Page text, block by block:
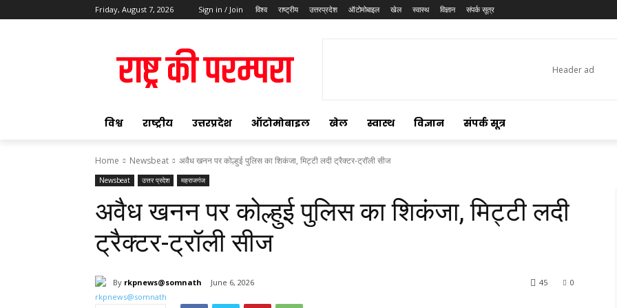
Friday, August 7, 2026 Sign in / Join विश्व राष्ट्रीय उत्तरप्रदेश ऑटोमोबाइल खेल स्वास्थ विज्ञान संपर्क सूत्र
विश्व राष्ट्रीय उत्तरप्रदेश ऑटोमोबाइल खेल स्वास्थ विज्ञान संपर्क सूत्र
Home Newsbeat अवैध खनन पर कोल्हुई पुलिस का शिकंजा, मिट्टी लदी ट्रैक्टर-ट्रॉली सीज
Newsbeat उत्तर प्रदेश महराजगंज
अवैध खनन पर कोल्हुई पुलिस का शिकंजा, मिट्टी लदी
ट्रैक्टर-ट्रॉली सीज
By rkpnews@somnath June 6, 2026 0
45